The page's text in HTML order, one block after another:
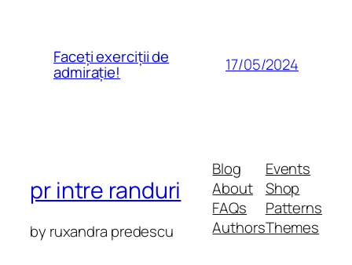
Faceți exerciții de
admirație! 17/05/2024
pr intre randuri
by ruxandra predescu
Blog
About
FAQs
Authors
Events
Shop
Patterns
Themes